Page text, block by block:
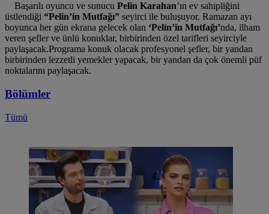
Başarılı oyuncu ve sunucu Pelin Karahan’ın ev sahipliğini
üstlendiği “Pelin’in Mutfağı” seyirci ile buluşuyor. Ramazan ayı
boyunca her gün ekrana gelecek olan ‘Pelin’in Mutfağı’nda, ilham
veren şefler ve ünlü konuklar, birbirinden özel tarifleri seyirciyle
paylaşacak.Programa konuk olacak profesyonel şefler, bir yandan
birbirinden lezzetli yemekler yapacak, bir yandan da çok önemli püf
noktalarını paylaşacak.
Bölümler
Tümü